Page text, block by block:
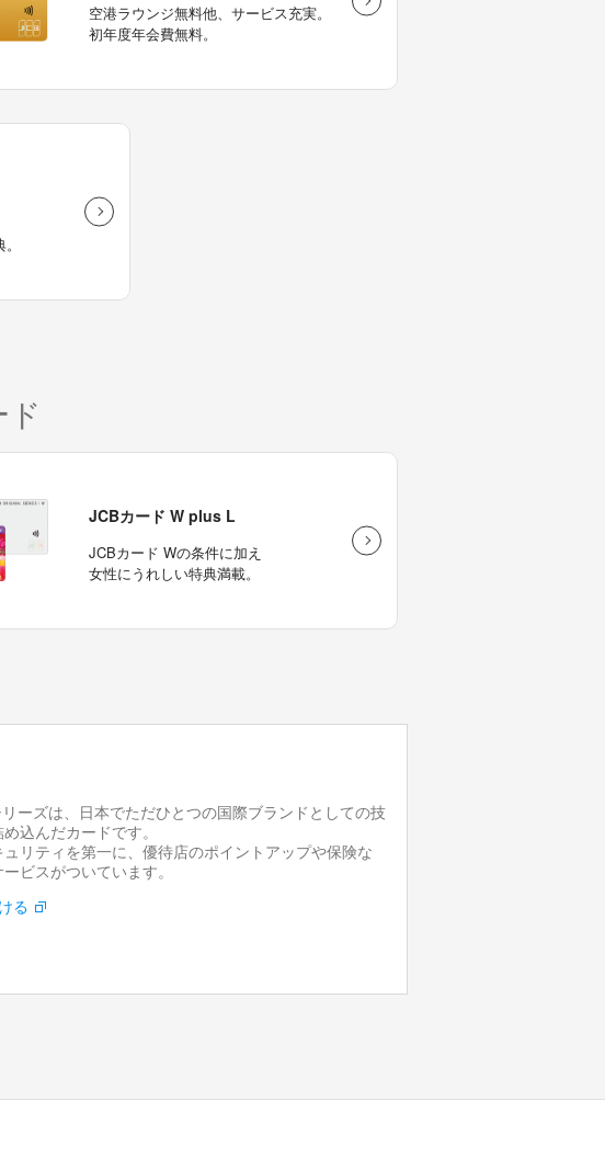
空港ラウンジ無料他、サービス充実。
初年度年会費無料。
ド
JCBカード W plus L
JCBカード Wの条件に加え
女性にうれしい特典満載。
ーズは、日本でただひとつの国際ブランドとしての技
込んだカードです。
リティを第一に、優待店のポイントアップや保険な
ビスがついています。
る